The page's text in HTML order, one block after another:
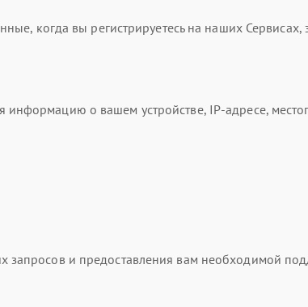
когда вы регистрируетесь на наших Сервисах,
о вашем устройстве, IP-адресе,
и предоставления вам необходимой